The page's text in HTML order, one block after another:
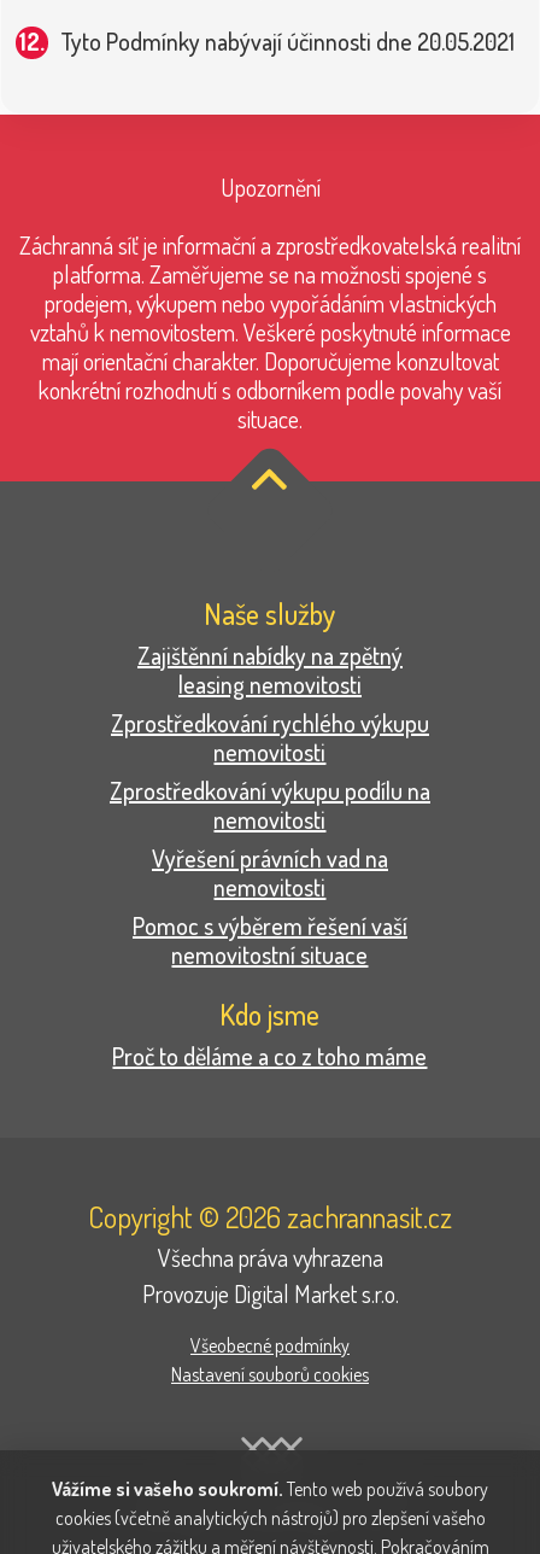
Tyto Podmínky nabývají účinnosti dne 20.05.2021
Upozornění
Záchranná síť je informační a zprostředkovatelská realitní
platforma. Zaměřujeme se na možnosti spojené s
prodejem, výkupem nebo vypořádáním vlastnických
vztahů k nemovitostem. Veškeré poskytnuté informace
mají orientační charakter. Doporučujeme konzultovat
konkrétní rozhodnutí s odborníkem podle povahy vaší
situace.
Naše služby
Zajištěnní nabídky na zpětný
leasing nemovitosti
Zprostředkování rychlého výkupu
nemovitosti
Zprostředkování výkupu podílu na
nemovitosti
Vyřešení právních vad na
nemovitosti
Pomoc s výběrem řešení vaší
nemovitostní situace
Kdo jsme
Proč to děláme a co z toho máme
Copyright © 2026 zachrannasit.cz
Všechna práva vyhrazena
Provozuje Digital Market s.r.o.
Všeobecné podmínky
Nastavení souborů cookies
Vážíme si vašeho soukromí. Tento web používá soubory
cookies (včetně analytických nástrojů) pro zlepšení vašeho
uživatelského zážitku a měření návštěvnosti. Pokračováním